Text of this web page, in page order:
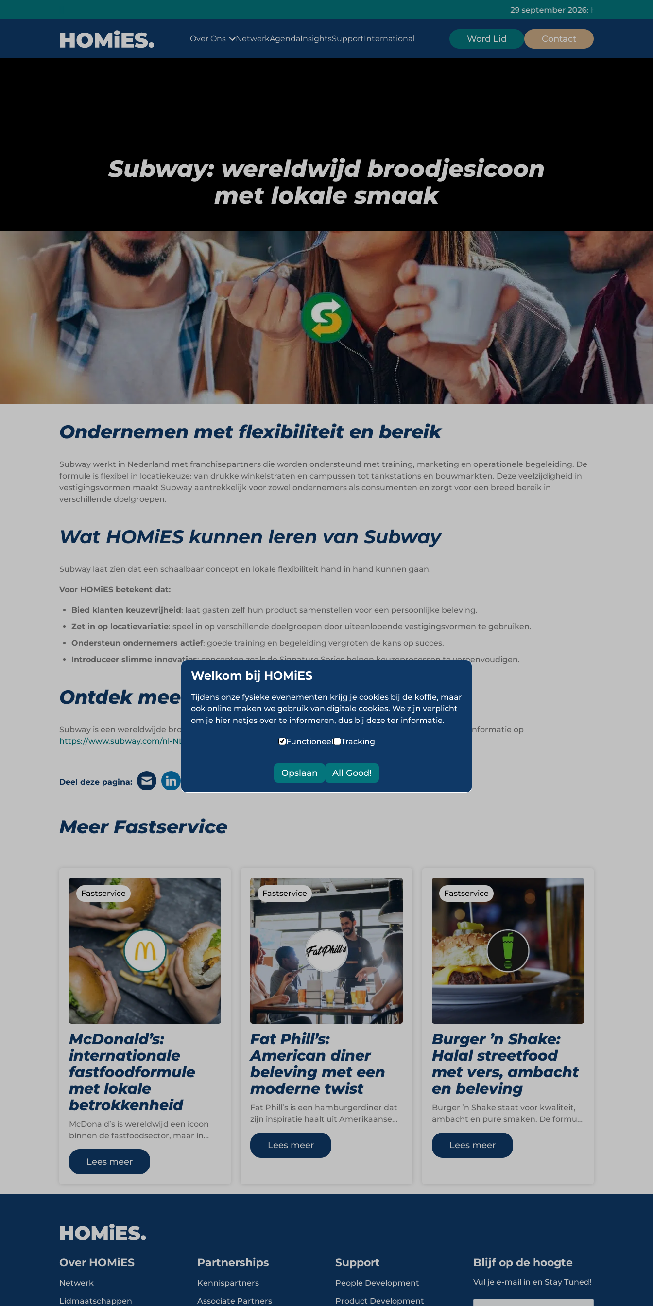
29 september 2026: HOMiES Masterclass
Over Ons NetwerkAgendaInsightsSupportInternational Word Lid Contact
Subway: wereldwijd broodjesicoon
met lokale smaak
Subway is een internationale broodjesformule die bekendstaat om zijn op maat belegde “subs”. Het concept draait om versheid,
keuzevrijheid en snelheid. Klanten stellen hun broodje samen aan de hand van verschillende broodsoorten, toppings, sauzen en
groenten, of kiezen voor kant-en-klare combinaties uit de Signature Series.
Van studentenidee tot wereldmerk
Het verhaal van Subway begint in 1965, toen de 17-jarige Fred DeLuca samen met Dr. Peter Buck in Bridgeport, Connecticut, zijn
eerste broodjeszaak opende om zijn studie te bekostigen. Het concept groeide snel en schakelde in 1974 over op franchising, wat de
basis vormde voor de wereldwijde expansie. Vandaag de dag heeft Subway tienduizenden vestigingen in meer dan honderd landen,
waarmee het een van de grootste quickserviceketens ter wereld is.
Ondernemen met flexibiliteit en bereik
Subway werkt in Nederland met franchisepartners die worden ondersteund met training, marketing en operationele begeleiding. De
formule is flexibel in locatiekeuze: van drukke winkelstraten en campussen tot tankstations en bouwmarkten. Deze veelzijdigheid in
vestigingsvormen maakt Subway aantrekkelijk voor zowel ondernemers als consumenten en zorgt voor een breed bereik in
verschillende doelgroepen.
Wat HOMiES kunnen leren van Subway
Subway laat zien dat een schaalbaar concept en lokale flexibiliteit hand in hand kunnen gaan.
Voor HOMiES betekent dat:
Bied klanten keuzevrijheid: laat gasten zelf hun product samenstellen voor een persoonlijke beleving.
Zet in op locatievariatie: speel in op verschillende doelgroepen door uiteenlopende vestigingsvormen te gebruiken.
Ondersteun ondernemers actief: goede training en begeleiding vergroten de kans op succes.
Introduceer slimme innovaties: concepten zoals de Signature Series helpen keuzeprocessen te vereenvoudigen.
Ontdek meer over Subway
Subway is een wereldwijde broodjesformule die versheid en keuzevrijheid centraal stelt. Kijk voor meer informatie op
https://www.subway.com/nl-NL/
Deel deze pagina:
Meer Fastservice
Fastservice
McDonald’s:
internationale
fastfoodformule
met lokale
betrokkenheid
McDonald’s is wereldwijd een icoon
binnen de fastfoodsector, maar in
Nederland is het vooral ook een
formule met een sterke…
Lees meer
Fastservice
Fat Phill’s:
American diner
beleving met een
moderne twist
Fat Phill’s is een hamburgerdiner dat
zijn inspiratie haalt uit Amerikaanse
deli’s, diners en burgertenten. Sinds
de opening van het…
Lees meer
Fastservice
Burger ’n Shake:
Halal streetfood
met vers, ambacht
en beleving
Burger ’n Shake staat voor kwaliteit,
ambacht en pure smaken. De formule
is in 2017 gestart in Amsterdam-Oost
en groeide…
Lees meer
Over HOMiES
Netwerk
Lidmaatschappen
Partnerships
Kennispartners
Associate Partners
Support
People Development
Product Development
Blijf op de hoogte
Vul je e-mail in en Stay Tuned!
Welkom bij HOMiES
Tijdens onze fysieke evenementen krijg je cookies bij de koffie, maar
ook online maken we gebruik van digitale cookies. We zijn verplicht
om je hier netjes over te informeren, dus bij deze ter informatie.
Functioneel Tracking
Opslaan All Good!